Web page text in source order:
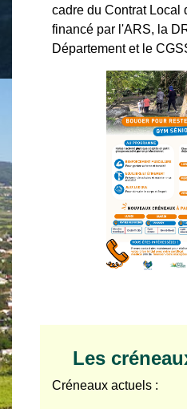
cadre du Contrat Local
financé par l'ARS, la
Département et le
Les
Créneaux actuels :